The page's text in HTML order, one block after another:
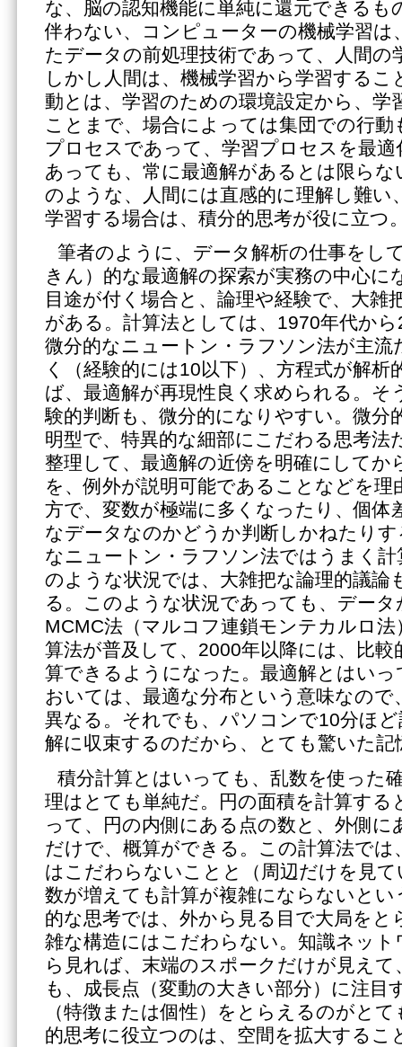
な、脳の認知機能に単純に還元できるも
伴わない、コンピューターの機械学習は
たデータの前処理技術であって、人間の
しかし人間は、機械学習から学習するこ
動とは、学習のための環境設定から、学
ことまで、場合によっては集団での行動
プロセスであって、学習プロセスを最
あっても、常に最適解があるとは限らな
のような、人間には直感的に理解し難い
学習する場合は、積分的思考が役に立つ
筆者のように、データ解析の仕事をし
きん）的な最適解の探索が実務の中心に
目途が付く場合と、論理や経験で、大雑
がある。計算法としては、1970年代か
微分的なニュートン・ラフソン法が主流
く（経験的には10以下）、方程式が解析
ば、最適解が再現性良く求められる。そ
験的判断も、微分的になりやすい。微分
明型で、特異的な細部にこだわる思考法
整理して、最適解の近傍を明確にしてか
を、例外が説明可能であることなどを理
方で、変数が極端に多くなったり、個体
なデータなのかどうか判断しかねたり
なニュートン・ラフソン法ではうまく
のような状況では、大雑把な論理的議論
る。このような状況であっても、デー
MCMC法（マルコフ連鎖モンテカルロ
算法が普及して、2000年以降には、比較
算できるようになった。最適解とはい
おいては、最適な分布という意味なので
異なる。それでも、パソコンで10分ほ
解に収束するのだから、とても驚いた記
積分計算とはいっても、乱数を使った
理はとても単純だ。円の面積を計算する
って、円の内側にある点の数と、外側に
だけで、概算ができる。この計算法では
はこだわらないことと（周辺だけを見
数が増えても計算が複雑にならないとい
的な思考では、外から見る目で大局をと
雑な構造にはこだわらない。知識ネット
ら見れば、末端のスポークだけが見え
も、成長点（変動の大きい部分）に注目
（特徴または個性）をとらえるのがと
的思考に役立つのは、空間を拡大するこ